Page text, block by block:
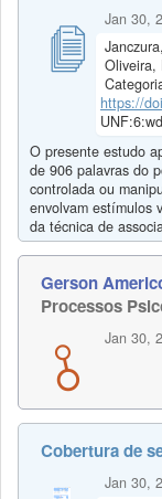
Jan 30,
Oliveira,
https://
O presente estudo
de 906 palavras do
controlada ou
envolvam estímulos
da técnica de
Gerson
Processos
Jan 30,
Cobertura de
Jan 30,